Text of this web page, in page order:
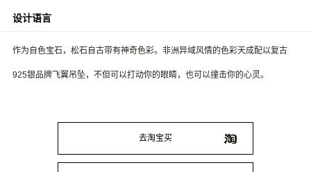
设计语言
作为自色宝石，松石自古带有神奇色彩。非洲异域风情的色彩天成配以复古
925银品牌飞翼吊坠，不但可以打动你的眼睛，也可以撞击你的心灵。
去淘宝买